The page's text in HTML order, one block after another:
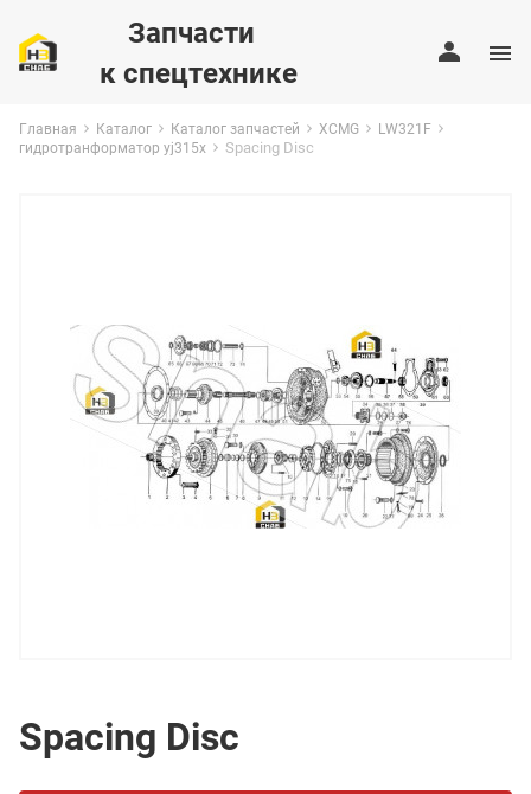
Запчасти
к спецтехнике
Главная Каталог Каталог запчастей XCMG
LW321F
гидротранформатор yj315x
Spacing Disc
Spacing Disc